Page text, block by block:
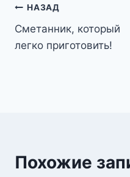
Навигация
по
НАЗАД
Сметанник, который
легко приготовить!
Похожие